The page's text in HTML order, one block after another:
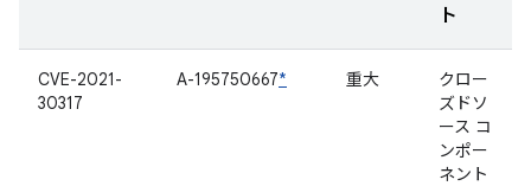
ト
CVE-2021-
30317
A-195750667* 重大
クロー
ズドソ
ース コ
ンポー
ネント